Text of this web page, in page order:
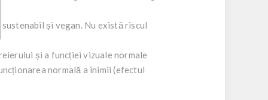
și vegan. Nu există riscul
și a funcției vizuale normale
normală a inimii (efectul